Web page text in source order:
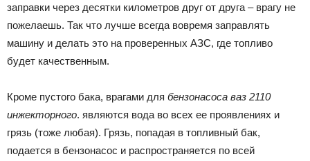
заправки через десятки километров друг от друга – врагу не
пожелаешь. Так что лучше всегда вовремя заправлять
машину и делать это на проверенных АЗС, где топливо
будет качественным.
Кроме пустого бака, врагами для бензонасоса ваз 2110
инжекторного. являются вода во всех ее проявлениях и
грязь (тоже любая). Грязь, попадая в топливный бак,
подается в бензонасос и распространяется по всей